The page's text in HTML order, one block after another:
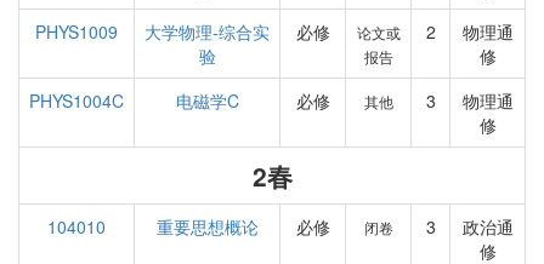
PHYS1009
大学物理-综合实
验
必修
论文或
报告
2
物理通
修
PHYS1004C
电磁学C 必修 其他 3
物理通
修
2春
104010 重要思想概论 必修 闭卷 3
政治通
修